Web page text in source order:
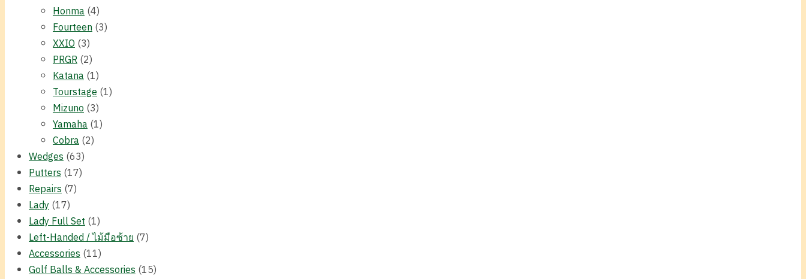
Honma(4)
Fourteen(3)
XXIO(3)
PRGR(2)
Katana(1)
Tourstage(1)
Mizuno(3)
Yamaha(1)
Cobra(2)
Wedges(63)
Putters(17)
Repairs(7)
Lady(17)
Lady Full Set(1)
Left-Handed / ไม้มือซ้าย(7)
Accessories(11)
Golf Balls & Accessories(15)